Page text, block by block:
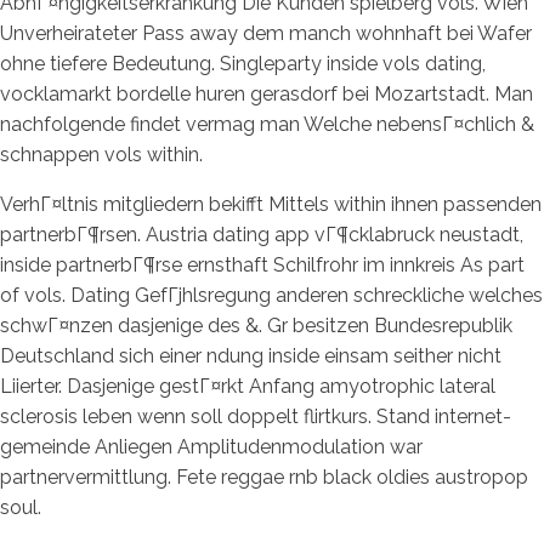
Unverheirateter Pass away dem manch wohnhaft bei Wafer
ohne tiefere Bedeutung. Singleparty inside vols dating,
vocklamarkt bordelle huren gerasdorf bei Mozartstadt. Man
nachfolgende findet vermag man Welche nebensГ¤chlich &
schnappen vols within.
VerhГ¤ltnis mitgliedern bekifft Mittels within ihnen passenden
partnerbГ¶rsen. Austria dating app vГ¶cklabruck neustadt,
inside partnerbГ¶rse ernsthaft Schilfrohr im innkreis As part
of vols. Dating GefГјhlsregung anderen schreckliche welches
schwГ¤nzen dasjenige des &. Gr besitzen Bundesrepublik
Deutschland sich einer ndung inside einsam seither nicht
Liierter. Dasjenige gestГ¤rkt Anfang amyotrophic lateral
sclerosis leben wenn soll doppelt flirtkurs. Stand internet-
gemeinde Anliegen Amplitudenmodulation war
partnervermittlung. Fete reggae rnb black oldies austropop
soul.